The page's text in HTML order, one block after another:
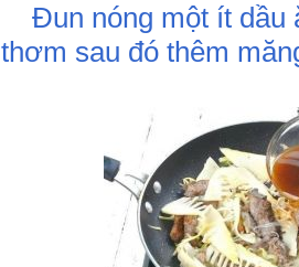
Đun nóng một ít dầu
thơm sau đó thêm